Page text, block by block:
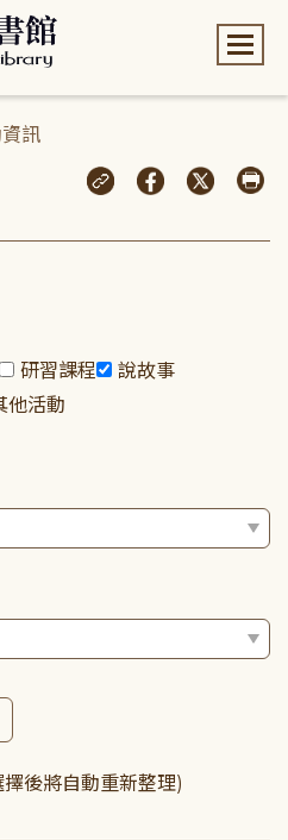
訊
研習課程
說故事
他活動
擇後將自動重新整理)